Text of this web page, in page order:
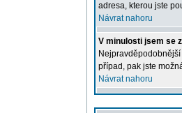
adresa, kterou jste
Návrat nahoru
V minulosti jsem se
případ, pak jste
Návrat nahoru